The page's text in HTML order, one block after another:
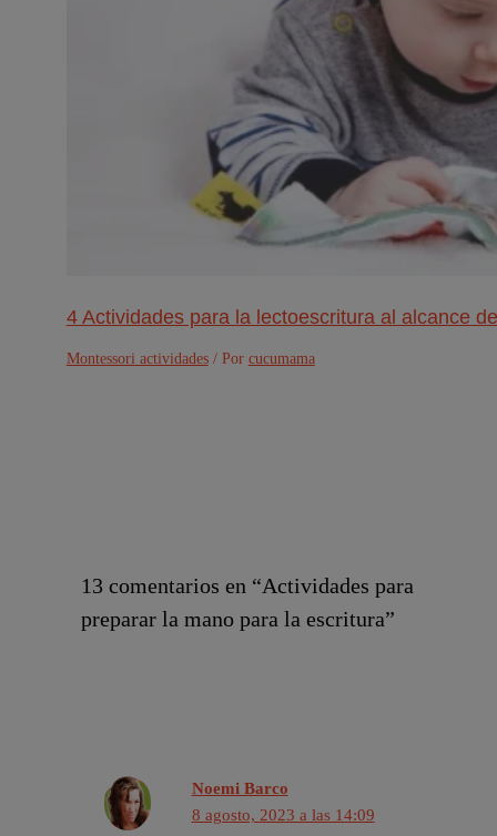
4 Actividades para la lectoescritura al alcance
Montessori actividades/ Por cucumama
13 comentarios en “Actividades para
preparar la mano para la escritura”
Noemi Barco
8 agosto, 2023 a las 14:09